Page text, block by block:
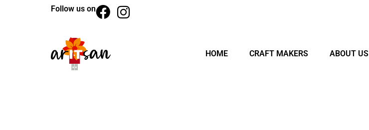
Follow us on
HOME CRAFT MAKERS ABOUT US